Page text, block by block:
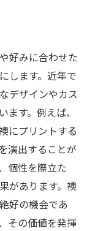
好みに合わせた
します。近年で
デザインやカス
す。例えば、
にプリントする
演出することが
個性を際立た
があります。襖
好の機会であ
その価値を発揮